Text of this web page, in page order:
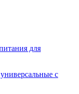
для
с